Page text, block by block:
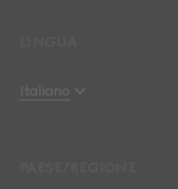
Italiano